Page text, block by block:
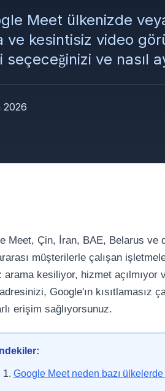
Meet ülkenizde
ve kesintisiz video
ve nasıl
2026
Meet, Çin, İran, BAE, Belarus ve
müşterilerle çalışan
arama kesiliyor, hizmet
Google'ın kısıtlamasız
erişim sağlıyorsunuz.
Google Meet neden bazı